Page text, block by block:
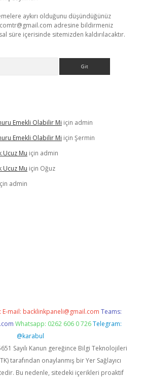
aykırı olduğunu düşündüğünüz
adresine bildirmeniz
süre içerisinde sitemizden kaldırılacaktır.
Emekli Olabilir Mi için admin
Emekli Olabilir Mi için Şermin
Ucuz Mu için admin
Ucuz Mu için Oğuz
admin
E-mail: backlinkpaneli@gmail.com Teams:
Whatsapp: 0262 606 0 726 Telegram:
@karabul
Sayılı Kanun gereğince Bilgi Teknolojileri
tarafından onaylanmış bir Yer Sağlayıcı
Bu nedenle, sitedeki içerikleri proaktif